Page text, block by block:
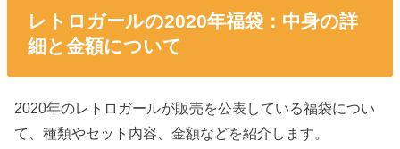
レトロガールの2020年福袋：中身の詳
細と金額について
2020年のレトロガールが販売を公表している福袋につい
て、種類やセット内容、金額などを紹介します。